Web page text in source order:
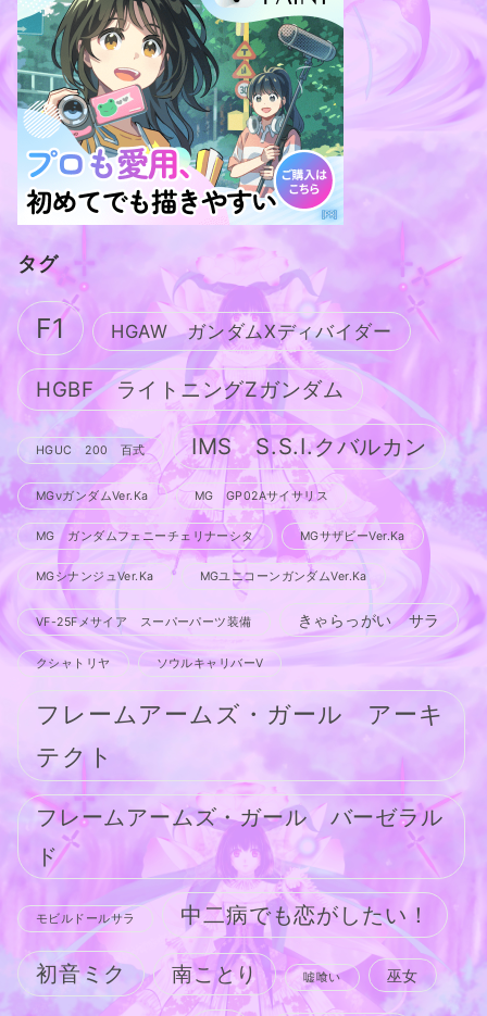
タグ
F1 HGAW ガンダムXディバイダー
HGBF ライトニングZガンダム
HGUC 200 百式 IMS S.S.I.クバルカン
MGνガンダムVer.Ka MG GP02Aサイサリス
MG ガンダムフェニーチェリナーシタ MGサザビーVer.Ka
MGシナンジュVer.Ka MGユニコーンガンダムVer.Ka
VF-25Fメサイア スーパーパーツ装備 きゃらっがい サラ
クシャトリヤ ソウルキャリバーV
フレームアームズ・ガール アーキ
テクト
フレームアームズ・ガール バーゼラル
ド
モビルドールサラ 中二病でも恋がしたい！
初音ミク 南ことり 嘘喰い 巫女